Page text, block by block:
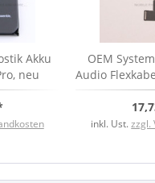
Akku
neu
OEM
Audio
Pro, titan
inkl. Ust.zzgl.